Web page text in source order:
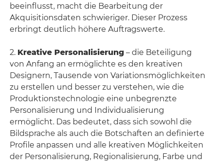
beeinflusst, macht die Bearbeitung der
Akquisitionsdaten schwieriger. Dieser Prozess
erbringt deutlich höhere Auftragswerte.
2. Kreative Personalisierung – die Beteiligung
von Anfang an ermöglichte es den kreativen
Designern, Tausende von Variationsmöglichkeiten
zu erstellen und besser zu verstehen, wie die
Produktionstechnologie eine unbegrenzte
Personalisierung und Individualisierung
ermöglicht. Das bedeutet, dass sich sowohl die
Bildsprache als auch die Botschaften an definierte
Profile anpassen und alle kreativen Möglichkeiten
der Personalisierung, Regionalisierung, Farbe und